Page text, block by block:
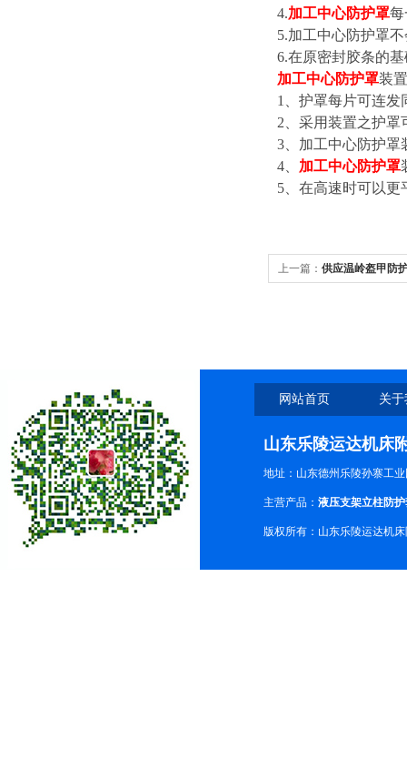
4.加工中心防护罩每
5.加工中心防护罩
6.在原密封胶条的
加工中心防护罩装
1
、护罩每片可连
2 、采用装置之护
3 、加工中心防护
4
加工中心防护罩
5 、在高速时可以
上一篇： 供应温岭盔甲防
网站首页 关
山东乐陵运达机床
地址：山东德州乐陵孙寨工
主营产品： 液压支架立柱防
版权所有：山东乐陵运达机